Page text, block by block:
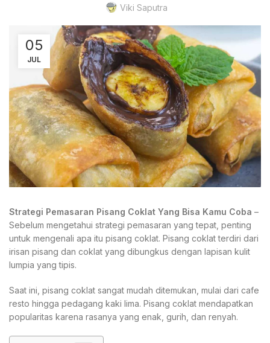
Viki Saputra
05
JUL
Strategi Pemasaran Pisang Coklat Yang Bisa Kamu Coba –
Sebelum mengetahui strategi pemasaran yang tepat, penting
untuk mengenali apa itu pisang coklat. Pisang coklat terdiri dari
irisan pisang dan coklat yang dibungkus dengan lapisan kulit
lumpia yang tipis.
Saat ini, pisang coklat sangat mudah ditemukan, mulai dari cafe
resto hingga pedagang kaki lima. Pisang coklat mendapatkan
popularitas karena rasanya yang enak, gurih, dan renyah.